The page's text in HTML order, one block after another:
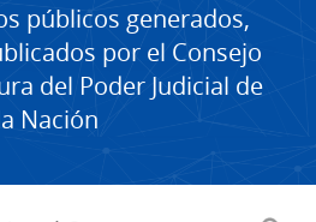
públicos generados,
por el Consejo
del Poder Judicial de
Nación